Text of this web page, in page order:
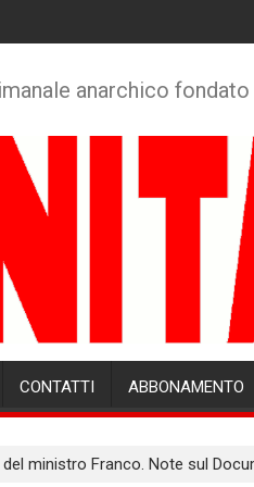
anarchico
CONTATTI ABBONAMENTO
ministro Franco. Note sul